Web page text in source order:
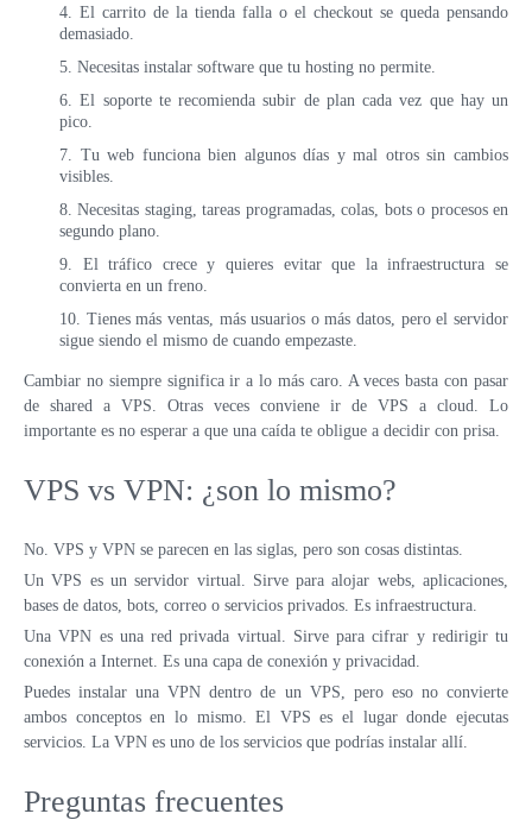
El carrito de la tienda falla o el checkout se queda pensando
demasiado.
Necesitas instalar software que tu hosting no permite.
El soporte te recomienda subir de plan cada vez que hay un
pico.
Tu web funciona bien algunos días y mal otros sin cambios
visibles.
Necesitas staging, tareas programadas, colas, bots o procesos en
segundo plano.
El tráfico crece y quieres evitar que la infraestructura se
convierta en un freno.
Tienes más ventas, más usuarios o más datos, pero el servidor
sigue siendo el mismo de cuando empezaste.
Cambiar no siempre significa ir a lo más caro. A veces basta con pasar
de shared a VPS. Otras veces conviene ir de VPS a cloud. Lo
importante es no esperar a que una caída te obligue a decidir con prisa.
VPS vs VPN: ¿son lo mismo?
No. VPS y VPN se parecen en las siglas, pero son cosas distintas.
Un VPS es un servidor virtual. Sirve para alojar webs, aplicaciones,
bases de datos, bots, correo o servicios privados. Es infraestructura.
Una VPN es una red privada virtual. Sirve para cifrar y redirigir tu
conexión a Internet. Es una capa de conexión y privacidad.
Puedes instalar una VPN dentro de un VPS, pero eso no convierte
ambos conceptos en lo mismo. El VPS es el lugar donde ejecutas
servicios. La VPN es uno de los servicios que podrías instalar allí.
Preguntas frecuentes